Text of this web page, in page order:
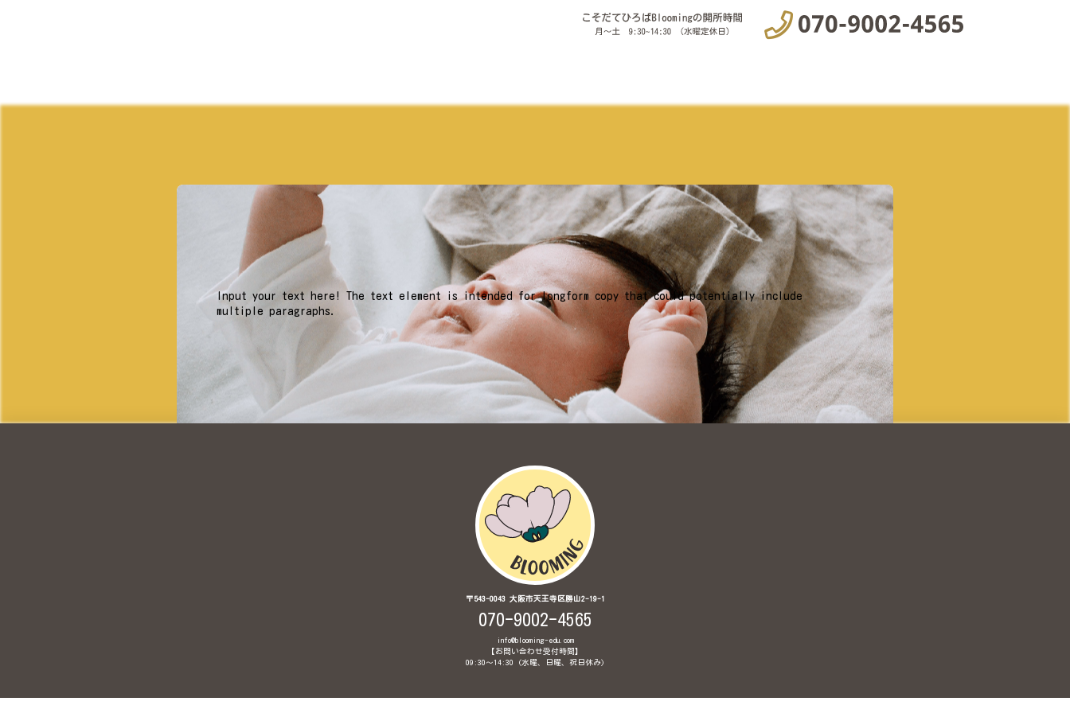
Input your text here! The text element is intended for longform copy that could potentially include
multiple paragraphs.
〒543-0043 大阪市天王寺区勝山2-19-1
070-9002-4565
info@blooming-edu.com
【お問い合わせ受付時間】
09:30〜14:30 (水曜、日曜、祝日休み)